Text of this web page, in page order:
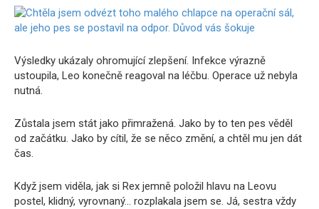
Výsledky ukázaly ohromující zlepšení. Infekce výrazně
ustoupila, Leo konečně reagoval na léčbu. Operace už nebyla
nutná.
Zůstala jsem stát jako přimražená. Jako by to ten pes věděl
od začátku. Jako by cítil, že se něco změní, a chtěl mu jen dát
čas.
Když jsem viděla, jak si Rex jemně položil hlavu na Leovu
postel, klidný, vyrovnaný… rozplakala jsem se. Já, sestra vždy